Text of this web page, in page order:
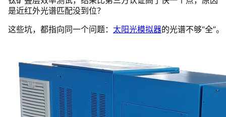
是近红外光谱匹配没到位？
这些坑，都指向同一个问题： 太阳光模拟器的光谱不够“全”。